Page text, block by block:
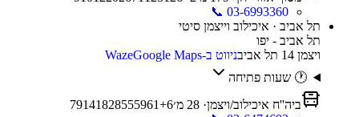
📞 03-6993360
תל אביב · איכילוב וייצמן סיטי
תל אביב - יפו
ויצמן 14 תל אביב
ניווט ב-WazeGoogle Maps
🕐 שעות פתיחה
ביה''ח איכילוב/ויצמן·
28 מ׳ 79141828555961+6